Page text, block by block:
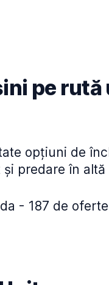
pe rută
opțiuni de
predare în altă
- 187 de